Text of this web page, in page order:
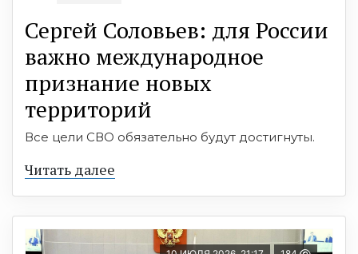
Сергей Соловьев: для России
важно международное
признание новых
территорий
Все цели СВО обязательно будут достигнуты.
Читать далее